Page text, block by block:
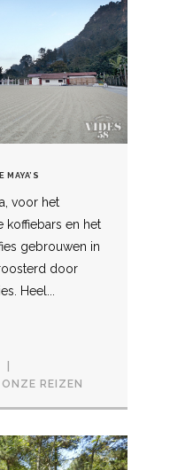
MAYA’S
voor het
koffiebars en het
gebrouwen in
door
Heel...
ONZE REIZEN